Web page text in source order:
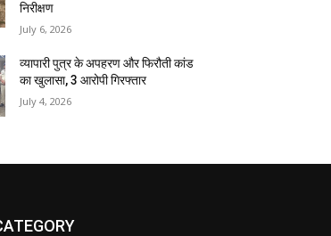
निरीक्षण
July 6, 2026
व्यापारी पुत्र के अपहरण और फिरौती कांड
का खुलासा, 3 आरोपी गिरफ्तार
July 4, 2026